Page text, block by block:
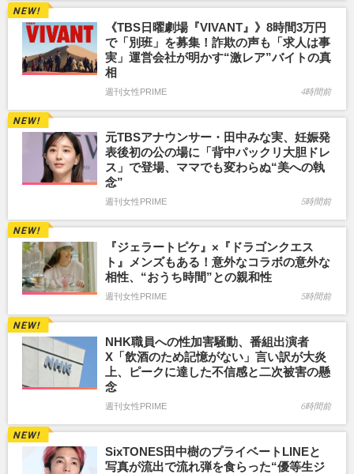
《TBS日曜劇場『VIVANT』》8時間3万円
で「別班」を募集！詐欺の声も「求人は事
実」運営会社が明かす“激レア”バイトの真
相
週刊女性PRIME 4時間前
元TBSアナウンサー・田中みな実、妊娠発
表後初の公の場に「背中パックリ大胆ドレ
ス」で登場、ママでも変わらぬ“美への執
念”
週刊女性PRIME 5時間前
『ジェラートピケ』×『ドラゴンクエス
ト』メンズもある！意外なコラボの意外な
相性、“おうち時間”との親和性
週刊女性PRIME 5時間前
NHK職員への性加害騒動、番組出演者
X「飲酒のため記憶がない」言い訳が大炎
上、ピークに達した不信感と二次被害の懸
念
週刊女性PRIME 6時間前
SixTONES田中樹のプライベートLINEと
写真が流出で流れ弾を食らった“優等生ジ